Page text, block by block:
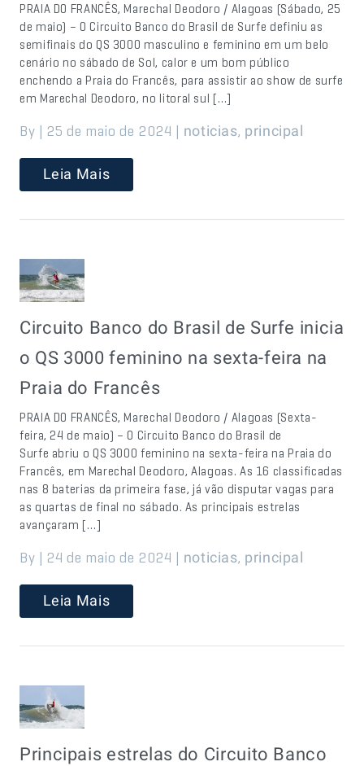
PRAIA DO FRANCÊS, Marechal Deodoro / Alagoas (Sábado, 25
de maio) – O Circuito Banco do Brasil de Surfe definiu as
semifinais do QS 3000 masculino e feminino em um belo
cenário no sábado de Sol, calor e um bom público
enchendo a Praia do Francês, para assistir ao show de surfe
em Marechal Deodoro, no litoral sul […]
By | 25 de maio de 2024 | noticias, principal
Leia Mais
Circuito Banco do Brasil de Surfe inicia
o QS 3000 feminino na sexta-feira na
Praia do Francês
PRAIA DO FRANCÊS, Marechal Deodoro / Alagoas (Sexta-
feira, 24 de maio) – O Circuito Banco do Brasil de
Surfe abriu o QS 3000 feminino na sexta-feira na Praia do
Francês, em Marechal Deodoro, Alagoas. As 16 classificadas
nas 8 baterias da primeira fase, já vão disputar vagas para
as quartas de final no sábado. As principais estrelas
avançaram […]
By | 24 de maio de 2024 | noticias, principal
Leia Mais
Principais estrelas do Circuito Banco